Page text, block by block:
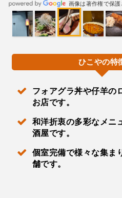
画像は著作権で保護
ひこやの特
フォアグラ丼や仔羊の
お店です。
和洋折衷の多彩なメニ
酒屋です。
個室完備で様々な集ま
舗です。